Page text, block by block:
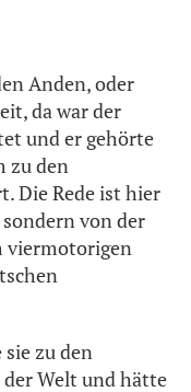
Anden, oder
da war der
und er gehörte
zu den
Die Rede ist hier
von der
viermotorigen
zu den
Welt und hätte